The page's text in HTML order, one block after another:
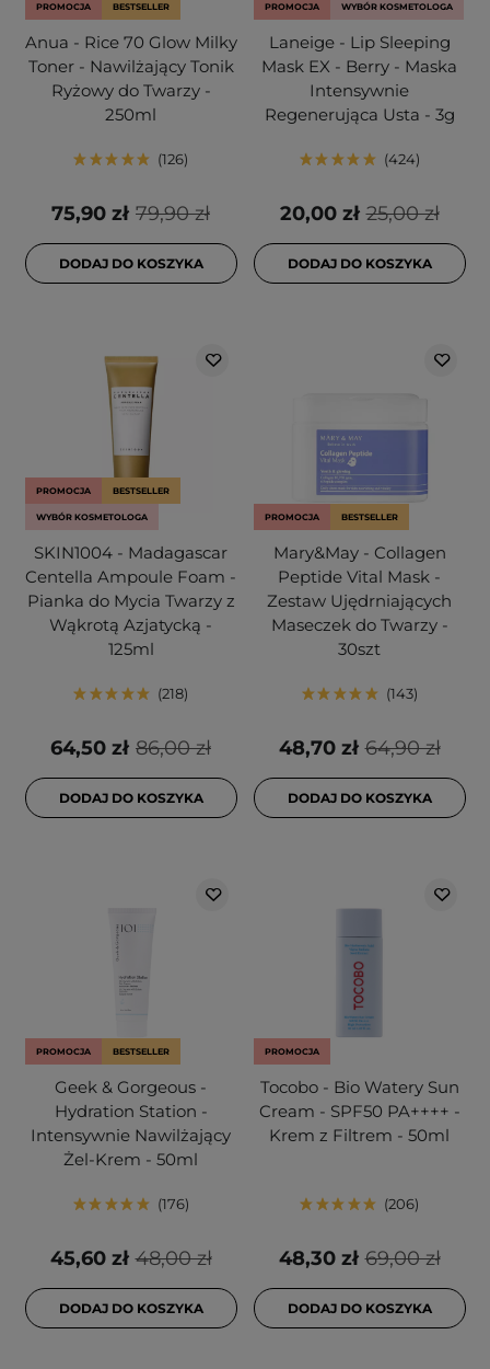
PROMOCJA BESTSELLER
Anua - Rice 70 Glow Milky
Toner - Nawilżający Tonik
Ryżowy do Twarzy -
250ml
126
79,90 zł
75,90 zł
DODAJ DO KOSZYKA
PROMOCJA WYBÓR KOSMETOLOGA
Laneige - Lip Sleeping
Mask EX - Berry - Maska
Intensywnie
Regenerująca Usta - 3g
424
25,00 zł
20,00 zł
DODAJ DO KOSZYKA
PROMOCJA BESTSELLER
WYBÓR KOSMETOLOGA
SKIN1004 - Madagascar
Centella Ampoule Foam -
Pianka do Mycia Twarzy z
Wąkrotą Azjatycką -
125ml
218
86,00 zł
64,50 zł
DODAJ DO KOSZYKA
PROMOCJA BESTSELLER
Mary&May - Collagen
Peptide Vital Mask -
Zestaw Ujędrniających
Maseczek do Twarzy -
30szt
143
64,90 zł
48,70 zł
DODAJ DO KOSZYKA
PROMOCJA BESTSELLER
Geek & Gorgeous -
Hydration Station -
Intensywnie Nawilżający
Żel-Krem - 50ml
176
48,00 zł
45,60 zł
DODAJ DO KOSZYKA
PROMOCJA
Tocobo - Bio Watery Sun
Cream - SPF50 PA++++ -
Krem z Filtrem - 50ml
206
69,00 zł
48,30 zł
DODAJ DO KOSZYKA